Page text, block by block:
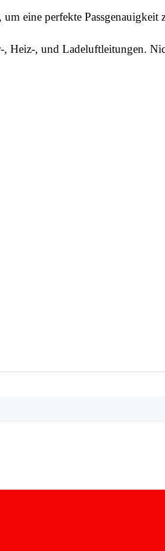
eine perfekte Passgenauigkeit
, Heiz-, und Ladeluftleitungen.